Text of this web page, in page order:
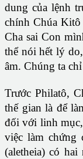
dung của lệnh
chính Chúa Kitô
Cha sai Con
thể nói hết lý
âm. Chúng ta
Trước Philatô,
thế gian là để
đối với linh
việc làm chứng
(aletheia) có